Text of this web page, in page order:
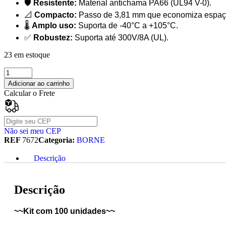
🛡️ Resistente: Material antichama PA66 (UL94 V-0).
📐 Compacto: Passo de 3,81 mm que economiza
🌡️ Amplo uso: Suporta de -40°C a +105°C.
✅ Robustez: Suporta até 300V/8A (UL).
23 em estoque
Adicionar ao carrinho
Calcular o Frete
Não sei meu CEP
REF 7672Categoria: BORNE
Descrição
Descrição
~~Kit com 100 unidades~~